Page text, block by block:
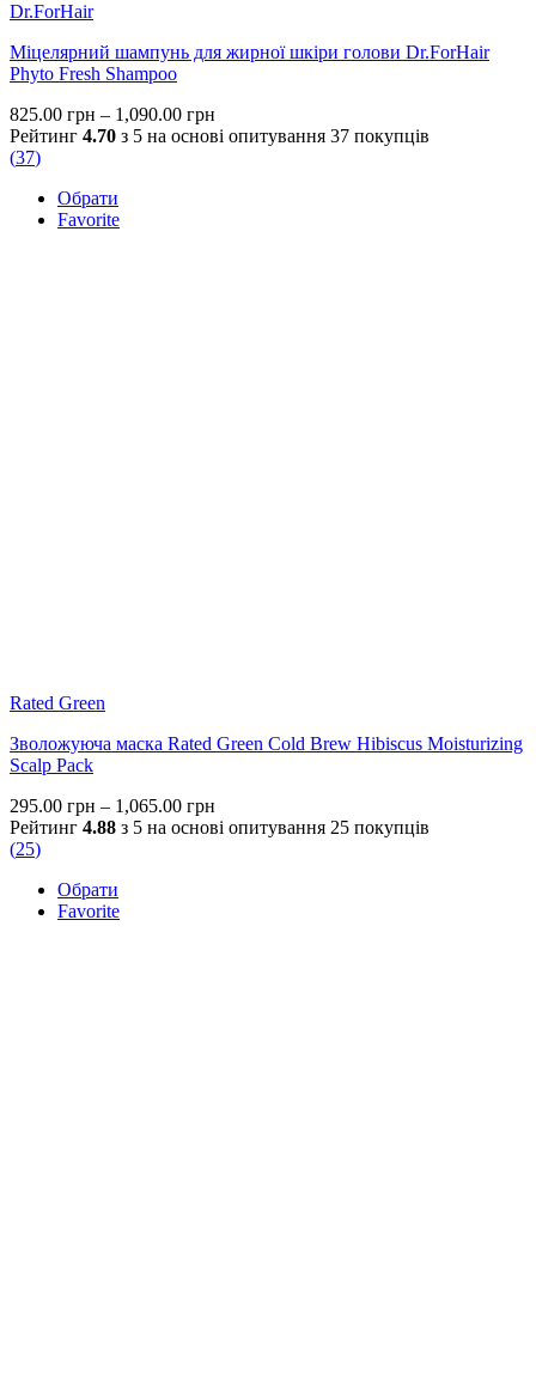
Dr.ForHair
Міцелярний шампунь для жирної шкіри голови Dr.ForHair
Phyto Fresh Shampoo
825.00 грн – 1,090.00 грн
range:
Рейтинг 4.70 з 5 на основі опитування 37 покупців
(37)
Обрати
Favorite
Rated Green
Зволожуюча маска Rated Green Cold Brew Hibiscus Moisturizing
Scalp Pack
295.00 грн – 1,065.00 грн
range:
Рейтинг 4.88 з 5 на основі опитування 25 покупців
(25)
Обрати
Favorite